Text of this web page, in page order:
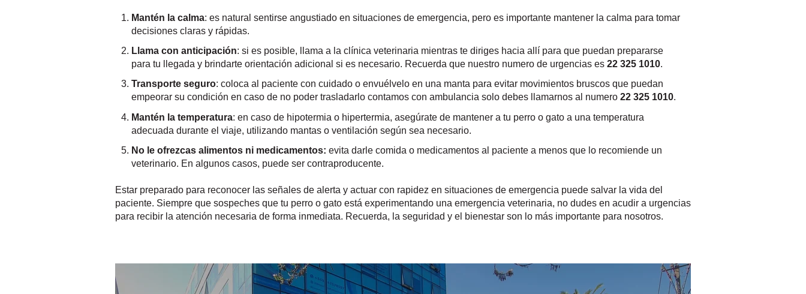
Mantén la calma: es natural sentirse angustiado en situaciones de emergencia, pero es importante mantener la calma para tomar
decisiones claras y rápidas.
Llama con anticipación: si es posible, llama a la clínica veterinaria mientras te diriges hacia allí para que puedan prepararse
para tu llegada y brindarte orientación adicional si es necesario. Recuerda que nuestro numero de urgencias es22 325 1010.
Transporte seguro: coloca al paciente con cuidado o envuélvelo en una manta para evitar movimientos bruscos que puedan
empeorar su condición en caso de no poder trasladarlo contamos con ambulancia solo debes llamarnos al numero22 325 1010.
Mantén la temperatura: en caso de hipotermia o hipertermia, asegúrate de mantener a tu perro o gato a una temperatura
adecuada durante el viaje, utilizando mantas o ventilación según sea necesario.
No le ofrezcas alimentos ni medicamentos:evita darle comida o medicamentos al paciente a menos que lo recomiende un
veterinario. En algunos casos, puede ser contraproducente.
Estar preparado para reconocer las señales de alerta y actuar con rapidez en situaciones de emergencia puede salvar la vida del
paciente. Siempre que sospeches que tu perro o gato está experimentando una emergencia veterinaria, no dudes en acudir a urgencias
para recibir la atención necesaria de forma inmediata. Recuerda, la seguridad y el bienestar son lo más importante para nosotros.